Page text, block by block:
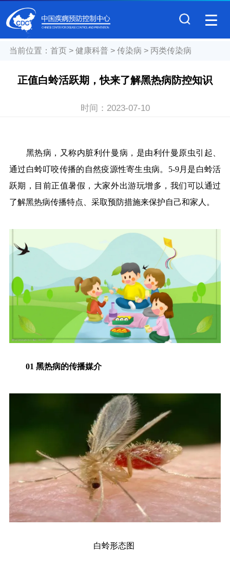
当前位置： 首页> 健康科普> 传染病 > 丙类传染病
正值白蛉活跃期，快来了解黑热病防控知识
时间： 2023-07-10
黑热病，又称内脏利什曼病，是由利什曼原虫引起、
通过白蛉叮咬传播的自然疫源性寄生虫病。 5-9月是白蛉活
跃期，目前正值暑假，大家外出游玩增多，我们可以通过
了解黑热病传播特点、采取预防措施来保护自己和家人。
01 黑热病的传播媒介
白蛉形态图